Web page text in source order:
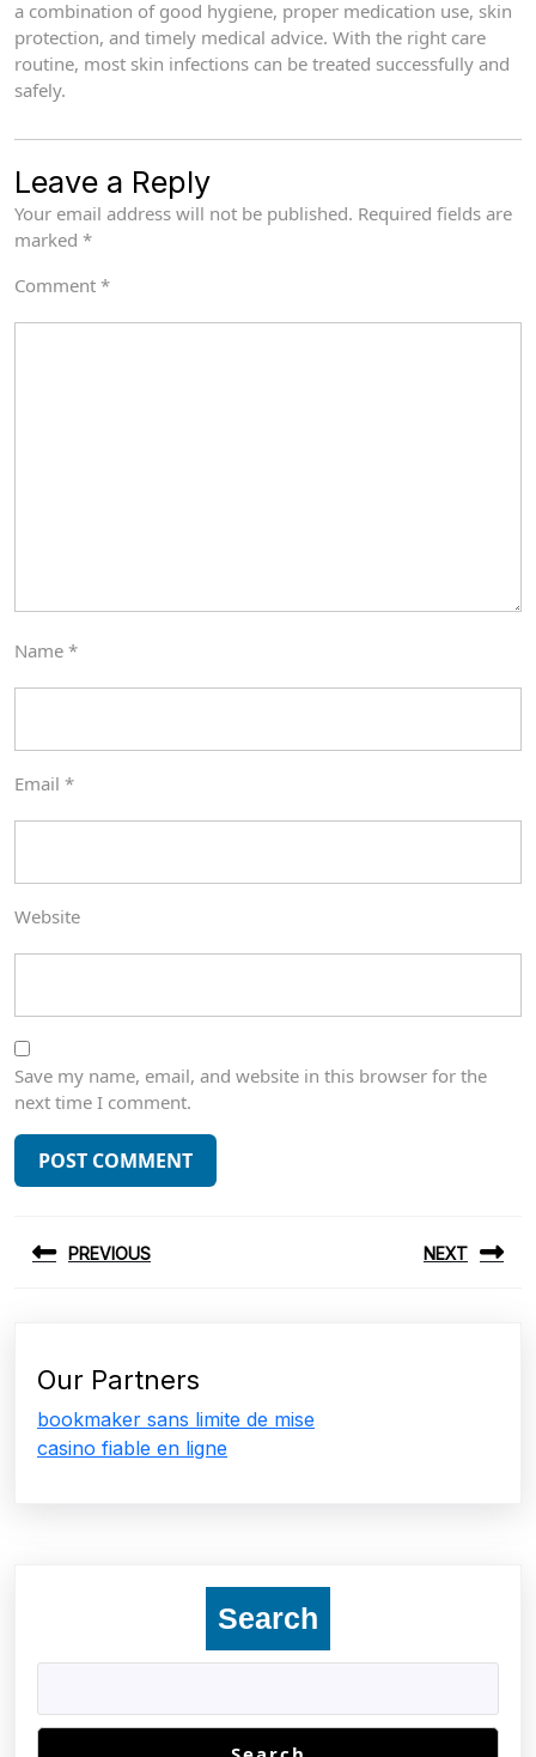
a combination of good hygiene, proper medication use, skin
protection, and timely medical advice. With the right care
routine, most skin infections can be treated successfully and
safely.
Leave a Reply
Your email address will not be published. Required fields are
marked *
Comment *
Name *
Email *
Website
Save my name, email, and website in this browser for the
next time I comment.
navigation
PREVIOUS NEXT
Our Partners
bookmaker sans limite de mise
casino fiable en ligne
Search